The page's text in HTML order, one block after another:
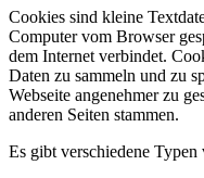
Cookies sind kleine
Computer vom Browser
dem Internet verbindet.
Daten zu sammeln und zu
Webseite angenehmer zu
anderen Seiten stammen.
Es gibt verschiedene Typen